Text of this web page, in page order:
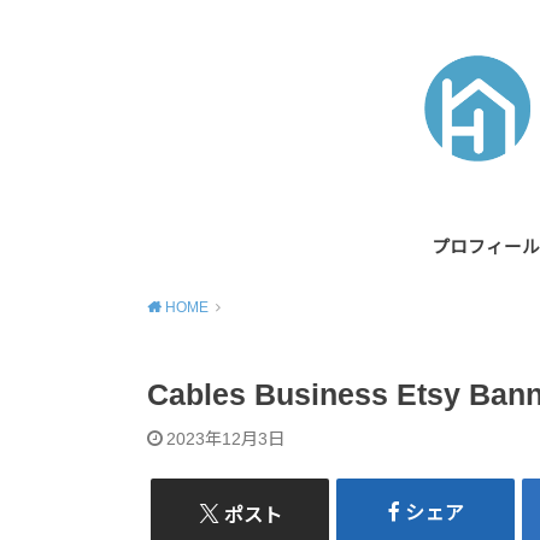
プロフィール
HOME
Cables Business Etsy
2023年12月3日
ポスト シェア